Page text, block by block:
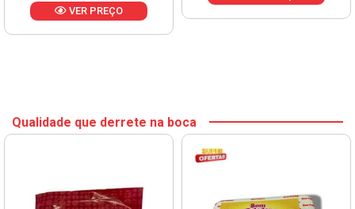
VER PREÇO
Qualidade que derrete na boca